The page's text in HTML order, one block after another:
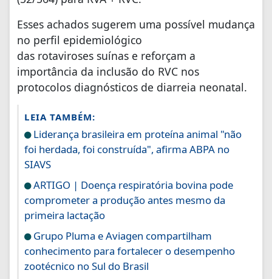
Esses achados sugerem uma possível mudança
no perfil epidemiológico
das rotaviroses suínas e reforçam a
importância da inclusão do RVC nos
protocolos diagnósticos de diarreia neonatal.
LEIA TAMBÉM:
Liderança brasileira em proteína animal "não
foi herdada, foi construída", afirma ABPA no
SIAVS
ARTIGO | Doença respiratória bovina pode
comprometer a produção antes mesmo da
primeira lactação
Grupo Pluma e Aviagen compartilham
conhecimento para fortalecer o desempenho
zootécnico no Sul do Brasil